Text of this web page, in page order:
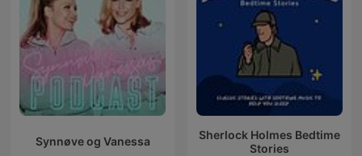
Sherlock Holmes Bedtime
Stories
Synnøve og Vanessa